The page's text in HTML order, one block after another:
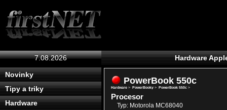
7.08.2026
Novinky
Tipy a triky
Hardware
Hardware
PowerBook 550c
Hardware> PowerBooky> PowerBook 550c>
Procesor
Typ: Motorola MC68040